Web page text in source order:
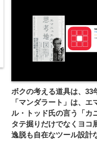
ボクの考える道具は、33
「マンダラート」は、エ
ル・トッド氏の言う「
タテ掘りだけでなくヨコ
逸脱も自在なツール設計